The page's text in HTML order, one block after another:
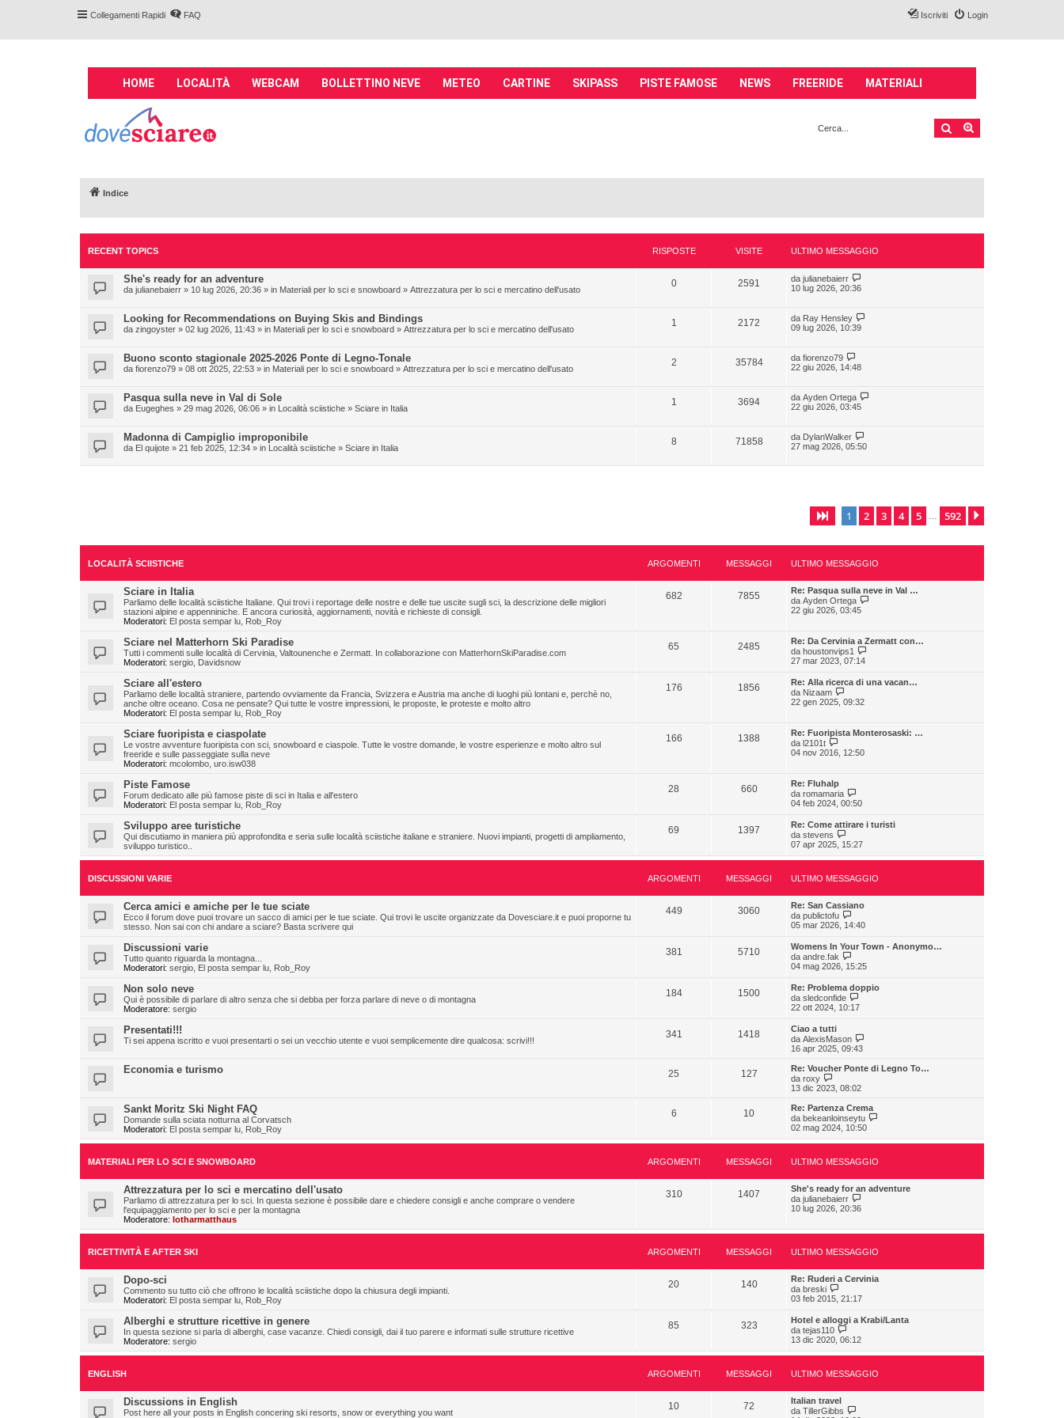
Collegamenti Rapidi FAQ Login
Iscriviti
M
n
n
v
i
g
a
t
i
HOME LOCALITÀ WEBCAM BOLLETTINO NEVE METEO CARTINE SKIPASS PISTE FAMOSE NEWS FREERIDE MATERIALI
Cerca
Indice
RECENT TOPICS RISPOSTE VISITE ULTIMO MESSAGGIO
She's ready for an adventure
da julianebaierr » 10 lug 2026, 20:36 » in Materiali per lo sci e snowboard » Attrezzatura per lo sci e mercatino dell'usato
0 2591 da julianebaierr
10 lug 2026, 20:36
Looking for Recommendations on Buying Skis and Bindings
da zingoyster » 02 lug 2026, 11:43 » in Materiali per lo sci e snowboard » Attrezzatura per lo sci e mercatino dell'usato
1 2172 da Ray Hensley
09 lug 2026, 10:39
Buono sconto stagionale 2025-2026 Ponte di Legno-Tonale
da fiorenzo79 » 08 ott 2025, 22:53 » in Materiali per lo sci e snowboard » Attrezzatura per lo sci e mercatino dell'usato
2 35784 da fiorenzo79
22 giu 2026, 14:48
Pasqua sulla neve in Val di Sole
da Eugeghes » 29 mag 2026, 06:06 » in Località sciistiche » Sciare in Italia
1 3694 da Ayden Ortega
22 giu 2026, 03:45
Madonna di Campiglio improponibile
da El quijote » 21 feb 2025, 12:34 » in Località sciistiche » Sciare in Italia
8 71858 da DylanWalker
27 mag 2026, 05:50
Pagina1 di 592
1 2 3 4 5 592
LOCALITÀ SCIISTICHE ARGOMENTI MESSAGGI ULTIMO MESSAGGIO
Sciare in Italia
Parliamo delle località sciistiche Italiane. Qui trovi i reportage delle nostre e delle tue uscite sugli sci, la descrizione delle migliori
stazioni alpine e appenniniche. E ancora curiosità, aggiornamenti, novità e richieste di consigli.
Moderatori: El posta sempar lu Rob_Roy
682 7855
Re: Pasqua sulla neve in Val …
da Ayden Ortega
l
o
a
22 giu 2026, 03:45
Sciare nel Matterhorn Ski Paradise
Tutti i commenti sulle località di Cervinia, Valtounenche e Zermatt. In collaborazione con MatterhornSkiParadise.com
Moderatori: sergio Davidsnow
65 2485
Re: Da Cervinia a Zermatt con…
da houstonvips1
u
o
o
27 mar 2023, 07:14
Sciare all'estero
Parliamo delle località straniere, partendo ovviamente da Francia, Svizzera e Austria ma anche di luoghi più lontani e, perchè no,
anche oltre oceano. Cosa ne pensate? Qui tutte le vostre impressioni, le proposte, le proteste e molto altro
Moderatori: El posta sempar lu Rob_Roy
176 1856
Re: Alla ricerca di una vacan…
da Nizaam
e
l
t
i
e
s
a
g
o
22 gen 2025, 09:32
Sciare fuoripista e ciaspolate
Le vostre avventure fuoripista con sci, snowboard e ciaspole. Tutte le vostre domande, le vostre esperienze e molto altro sul
freeride e sulle passeggiate sulla neve
Moderatori: mcolombo uro.isw038
166 1388
Re: Fuoripista Monterosaski: …
da l2101t
e
d
t
i
o
m
e
s
a
g
i
o
04 nov 2016, 12:50
Piste Famose
Forum dedicato alle più famose piste di sci in Italia e all'estero
Moderatori: El posta sempar lu Rob_Roy
28 660
Re: Fluhalp
da romamaria
e
u
l
t
i
o
e
s
a
g
o
04 feb 2024, 00:50
Sviluppo aree turistiche
Qui discutiamo in maniera più approfondita e seria sulle località sciistiche italiane e straniere. Nuovi impianti, progetti di ampliamento,
sviluppo turistico..
69 1397
Re: Come attirare i turisti
da stevens
e
i
l
m
o
m
s
s
a
g
o
07 apr 2025, 15:27
DISCUSSIONI VARIE ARGOMENTI MESSAGGI ULTIMO MESSAGGIO
Cerca amici e amiche per le tue sciate
Ecco il forum dove puoi trovare un sacco di amici per le tue sciate. Qui trovi le uscite organizzate da Dovesciare.it e puoi proporne tu
stesso. Non sai con chi andare a sciare? Basta scrivere qui
449 3060
Re: San Cassiano
da publictofu
e
u
l
t
m
o
m
s
a
g
o
05 mar 2026, 14:40
Discussioni varie
Tutto quanto riguarda la montagna...
Moderatori: sergio El posta sempar lu Rob_Roy
381 5710
Womens In Your Town - Anonymo…
da andre.fak
e
i
u
l
t
o
m
s
a
g
i
o
04 mag 2026, 15:25
Non solo neve
Qui è possibile di parlare di altro senza che si debba per forza parlare di neve o di montagna
Moderatore: sergio
184 1500
Re: Problema doppio
da sledconfide
u
l
t
m
m
s
s
a
g
i
o
22 ott 2024, 10:17
Presentati!!!
Ti sei appena iscritto e vuoi presentarti o sei un vecchio utente e vuoi semplicemente dire qualcosa: scrivi!!!
341 1418
Ciao a tutti
da AlexisMason
i
m
o
m
e
s
g
g
16 apr 2025, 09:43
Economia e turismo 25 127
Re: Voucher Ponte di Legno To…
da roxy
e
d
i
u
l
t
i
o
e
s
s
a
g
o
13 dic 2023, 08:02
Sankt Moritz Ski Night FAQ
Domande sulla sciata notturna al Corvatsch
Moderatori: El posta sempar lu Rob_Roy
6 10
Re: Partenza Crema
da bekeanloinseytu
i
m
s
g
02 mag 2024, 10:50
MATERIALI PER LO SCI E SNOWBOARD ARGOMENTI MESSAGGI ULTIMO MESSAGGIO
Attrezzatura per lo sci e mercatino dell'usato
Parliamo di attrezzatura per lo sci. In questa sezione è possibile dare e chiedere consigli e anche comprare o vendere
l'equipaggiamento per lo sci e per la montagna
Moderatore: lotharmatthaus
310 1407
She's ready for an adventure
da julianebaierr
u
t
o
s
i
10 lug 2026, 20:36
RICETTIVITÀ E AFTER SKI ARGOMENTI MESSAGGI ULTIMO MESSAGGIO
Dopo-sci
Commento su tutto ciò che offrono le località sciistiche dopo la chiusura degli impianti.
Moderatori: El posta sempar lu Rob_Roy
20 140
Re: Ruderi a Cervinia
da breski
e
u
l
t
i
o
e
s
03 feb 2015, 21:17
Alberghi e strutture ricettive in genere
In questa sezione si parla di alberghi, case vacanze. Chiedi consigli, dai il tuo parere e informati sulle strutture ricettive
Moderatore: sergio
85 323
Hotel e alloggi a Krabi/Lanta
da tejas110
e
i
l
m
o
13 dic 2020, 06:12
ENGLISH ARGOMENTI MESSAGGI ULTIMO MESSAGGIO
Discussions in English
Post here all your posts in English concering ski resorts, snow or everything you want
10 72
Italian travel
da TillerGibbs